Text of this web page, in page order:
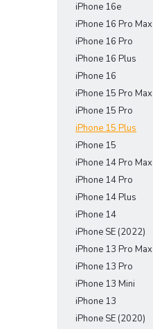
iPhone 16e
iPhone 16 Pro Max
iPhone 16 Pro
iPhone 16 Plus
iPhone 16
iPhone 15 Pro Max
iPhone 15 Pro
iPhone 15 Plus
iPhone 15
iPhone 14 Pro Max
iPhone 14 Pro
iPhone 14 Plus
iPhone 14
iPhone SE (2022)
iPhone 13 Pro Max
iPhone 13 Pro
iPhone 13 Mini
iPhone 13
iPhone SE (2020)